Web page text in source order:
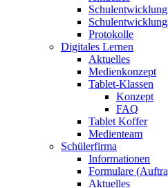
Protokolle
Digitales Lernen
Aktuelles
Medienkonzept
Tablet-Klassen
Konzept
FAQ
Tablet Koffer
Medienteam
Schülerfirma
Informationen
Formulare
Aktuelles